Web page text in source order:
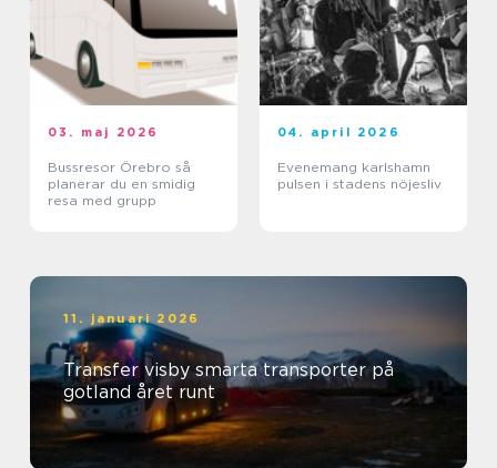
03. maj 2026
Bussresor Örebro så
planerar du en smidig
resa med grupp
04. april 2026
Evenemang karlshamn
pulsen i stadens nöjesliv
11. januari 2026
Transfer visby smarta transporter på
gotland året runt